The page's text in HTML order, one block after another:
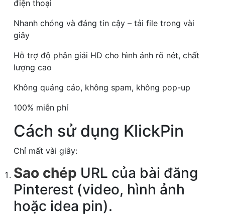
điện thoại
Nhanh chóng và đáng tin cậy – tải file trong vài
giây
Hỗ trợ độ phân giải HD cho hình ảnh rõ nét, chất
lượng cao
Không quảng cáo, không spam, không pop-up
100% miễn phí
Cách sử dụng KlickPin
Chỉ mất vài giây:
Sao chép URL của bài đăng
Pinterest (video, hình ảnh
hoặc idea pin).